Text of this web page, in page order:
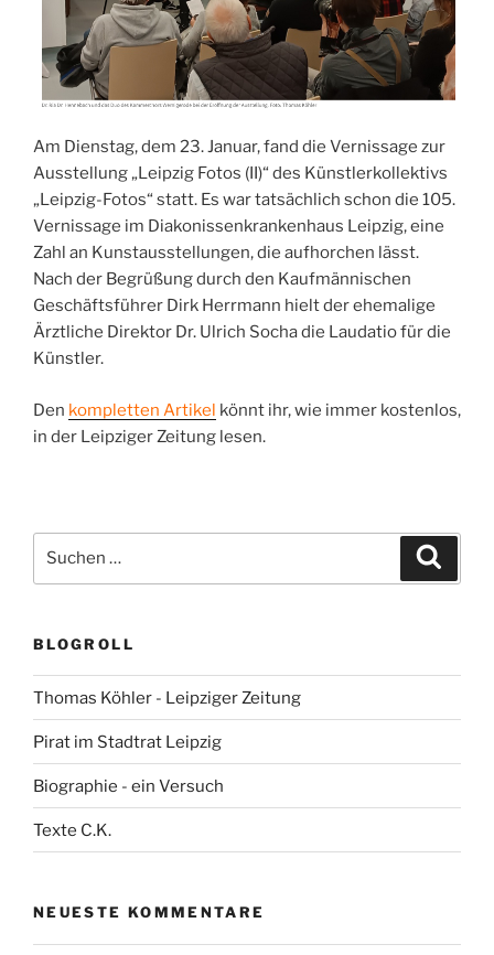
Am Dienstag, dem 23. Januar, fand die Vernissage zur
Ausstellung „Leipzig Fotos (II)“ des Künstlerkollektivs
„Leipzig-Fotos“ statt. Es war tatsächlich schon die 105.
Vernissage im Diakonissenkrankenhaus Leipzig, eine
Zahl an Kunstausstellungen, die aufhorchen lässt.
Nach der Begrüßung durch den Kaufmännischen
Geschäftsführer Dirk Herrmann hielt der ehemalige
Ärztliche Direktor Dr. Ulrich Socha die Laudatio für die
Künstler.
Den kompletten Artikel könnt ihr, wie immer kostenlos,
in der Leipziger Zeitung lesen.
nach:
BLOGROLL
Thomas Köhler - Leipziger Zeitung
Pirat im Stadtrat Leipzig
Biographie - ein Versuch
Texte C.K.
NEUESTE KOMMENTARE